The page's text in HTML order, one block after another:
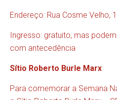
Endereço: Rua Cosme Velho,
Ingresso: gratuito, mas
com antecedência
Sítio Roberto Burle Marx
Para comemorar a Semana